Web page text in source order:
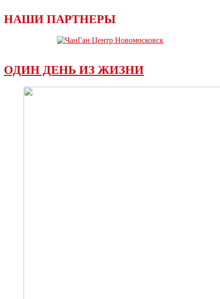
НАШИ ПАРТНЕРЫ
ОДИН ДЕНЬ ИЗ ЖИЗНИ